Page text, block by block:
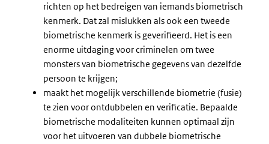
richten op het bedreigen van iemands biometrisch
kenmerk. Dat zal mislukken als ook een tweede
biometrische kenmerk is geverifieerd. Het is een
enorme uitdaging voor criminelen om twee
monsters van biometrische gegevens van dezelfde
persoon te krijgen;
maakt het mogelijk verschillende biometrie (fusie)
te zien voor ontdubbelen en verificatie. Bepaalde
biometrische modaliteiten kunnen optimaal zijn
voor het uitvoeren van dubbele biometrische